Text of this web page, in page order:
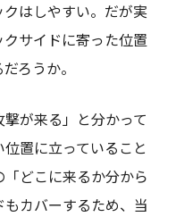
はしやすい。だが実
サイドに寄った位置
ろうか。
が来る」と分かって
置に立っていること
どこに来るか分から
カバーするため、当